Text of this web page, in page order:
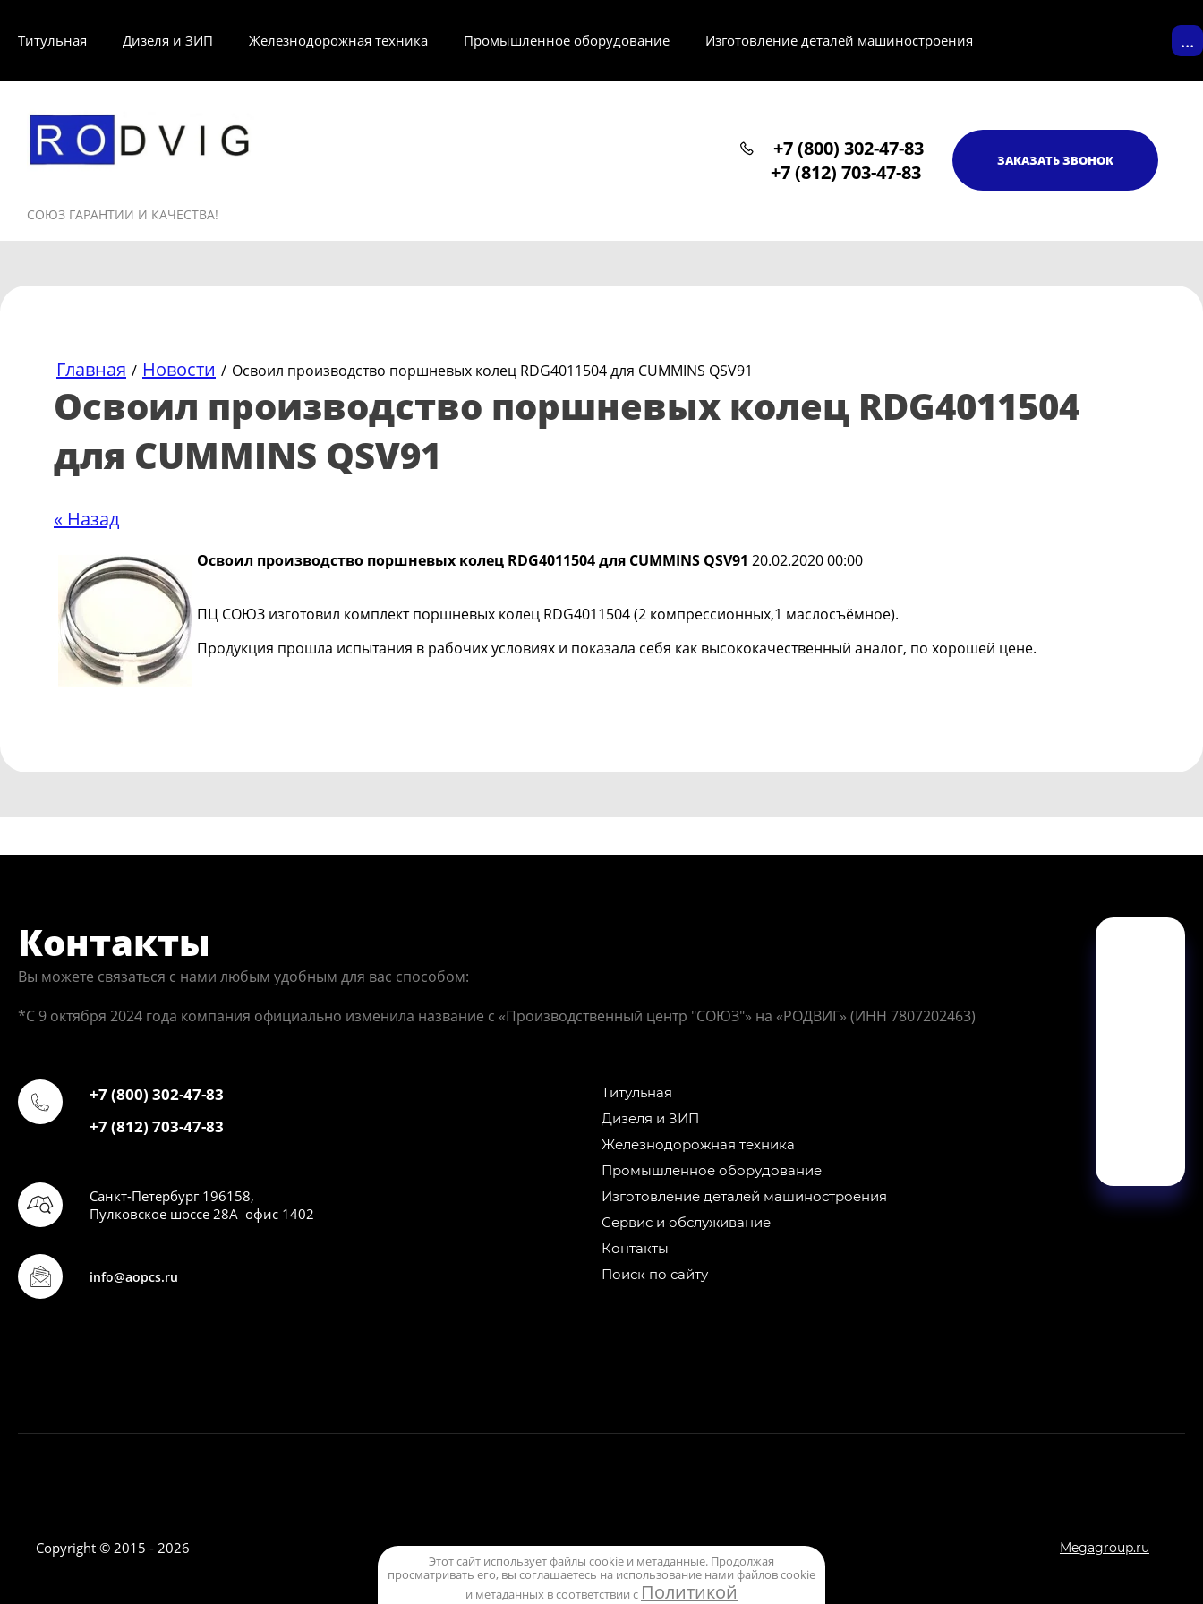
Титульная Дизеля и ЗИП Железнодорожная техника Промышленное оборудование Изготовление деталей машиностроения ...
СОЮЗ ГАРАНТИИ И КАЧЕСТВА!
+7 (800) 302-47-83
+7 (812) 703-47-83
ЗАКАЗАТЬ ЗВОНОК
Главная / Новости / Освоил производство поршневых колец RDG4011504 для CUMMINS QSV91
Освоил производство поршневых колец RDG4011504
для CUMMINS QSV91
« Назад
Освоил производство поршневых колец RDG4011504 для CUMMINS QSV91 20.02.2020 00:00
ПЦ СОЮЗ изготовил комплект поршневых колец RDG4011504 (2 компрессионных,1 маслосъёмное).
Продукция прошла испытания в рабочих условиях и показала себя как высококачественный аналог, по хорошей цене.
Контакты
Вы можете связаться с нами любым удобным для вас способом:
*С 9 октября 2024 года компания официально изменила название с «Производственный центр "СОЮЗ"» на «РОДВИГ» (ИНН 7807202463)
+7 (800) 302-47-83
+7 (812) 703-47-83
Санкт-Петербург 196158,
Пулковское шоссе 28А офис 1402
info@aopcs.ru
Этот сайт использует файлы cookie и метаданные. Продолжая
просматривать его, вы соглашаетесь на использование нами файлов cookie
и метаданных в соответствии с Политикой
Титульная
Дизеля и ЗИП
Железнодорожная техника
Промышленное оборудование
Изготовление деталей машиностроения
Сервис и обслуживание
Контакты
Поиск по сайту
Copyright © 2015 - 2026 Megagroup.ru